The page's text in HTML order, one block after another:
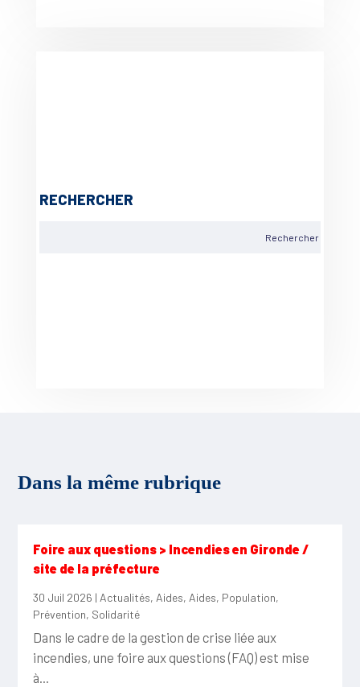
RECHERCHER
Dans la même rubrique
Foire aux questions > Incendies en Gironde /
site de la préfecture
30 Juil 2026 | Actualités, Aides, Aides, Population,
Prévention, Solidarité
Dans le cadre de la gestion de crise liée aux
incendies, une foire aux questions (FAQ) est mise
à...